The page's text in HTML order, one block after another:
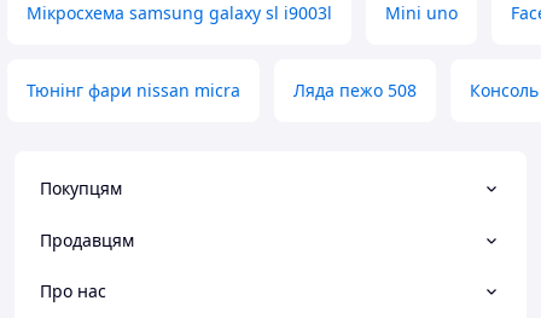
Мікросхема samsung galaxy sl i9003l Mini uno
Тюнінг фари nissan micra Ляда пежо 508
Покупцям
Продавцям
Про нас